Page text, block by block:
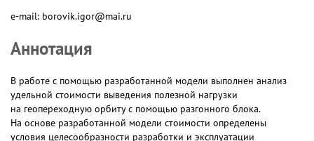
e-mail: borovik.igor@mai.ru
Аннотация
В работе с помощью разработанной модели выполнен анализ
удельной стоимости выведения полезной нагрузки
на геопереходную орбиту с помощью разгонного блока.
На основе разработанной модели стоимости определены
условия целесообразности разработки и эксплуатации